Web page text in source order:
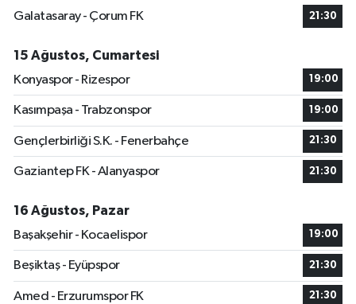
Galatasaray - Çorum FK
21:30
15 Ağustos, Cumartesi
Konyaspor - Rizespor
19:00
Kasımpaşa - Trabzonspor 19:00
Gençlerbirliği S.K. - Fenerbahçe 21:30
Gaziantep FK - Alanyaspor 21:30
16 Ağustos, Pazar
Başakşehir - Kocaelispor
19:00
Beşiktaş - Eyüpspor 21:30
Amed - Erzurumspor FK 21:30